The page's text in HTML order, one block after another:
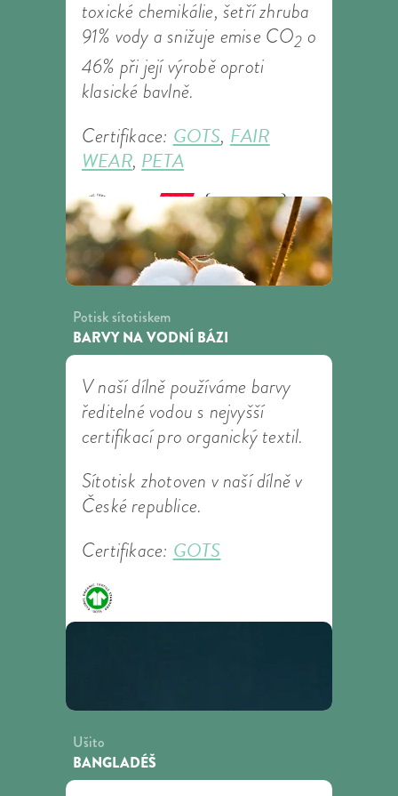
toxické chemikálie, šetří zhruba
91% vody a snižuje emise CO2 o
46% při její výrobě oproti
klasické bavlně.
Certifikace: GOTS, FAIR
WEAR, PETA
Potisk sítotiskem
BARVY NA VODNÍ BÁZI
V naší dílně používáme barvy
ředitelné vodou s nejvyšší
certifikací pro organický textil.
Sítotisk zhotoven v naší dílně v
České republice.
Certifikace: GOTS
Ušito
BANGLADÉŠ